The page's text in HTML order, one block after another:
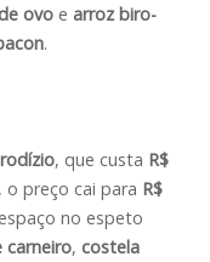
ovo e arroz biro-
.
rodízio, que custa R$
preço cai para R$
no espeto
carneiro, costela